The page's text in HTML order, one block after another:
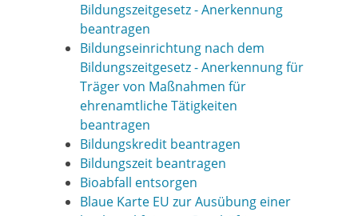
Bildungszeitgesetz - Anerkennung
beantragen
Bildungseinrichtung nach dem
Bildungszeitgesetz - Anerkennung für
Träger von Maßnahmen für
ehrenamtliche Tätigkeiten
beantragen
Bildungskredit beantragen
Bildungszeit beantragen
Bioabfall entsorgen
Blaue Karte EU zur Ausübung einer